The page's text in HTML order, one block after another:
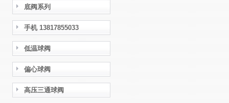
底阀系列
手机 13817855033
低温球阀
偏心球阀
高压三通球阀